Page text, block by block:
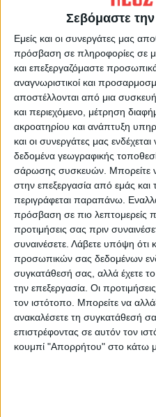
Σεβόμαστε την
Εμείς και οι συνεργάτες μας
πρόσβαση σε πληροφορίες σε
και επεξεργαζόμαστε
αναγνωριστικοί και
αποστέλλονται από μια συσκευή
και περιεχόμενο, μέτρηση
ακροατηρίου και ανάπτυξη
και οι συνεργάτες μας
δεδομένα γεωγραφικής
σάρωσης συσκευών. Μπορείτε
στην επεξεργασία από εμάς
περιγράφεται παραπάνω.
πρόσβαση σε πιο λεπτομερείς
προτιμήσεις σας πριν
συναινέσετε. Λάβετε υπόψη ότι
προσωπικών σας δεδομένων
συγκατάθεσή σας, αλλά έχετε
την επεξεργασία. Οι
τον ιστότοπο. Μπορείτε να
ανακαλέσετε τη συγκατάθεσή
επιστρέφοντας σε αυτόν τον
κουμπί "Απορρήτου" στο κάτω
https://
Η Αρχαιότερη Καθημερινή
ΠΑΡΟΜΟΙΑ ΑΡΘΡΑ